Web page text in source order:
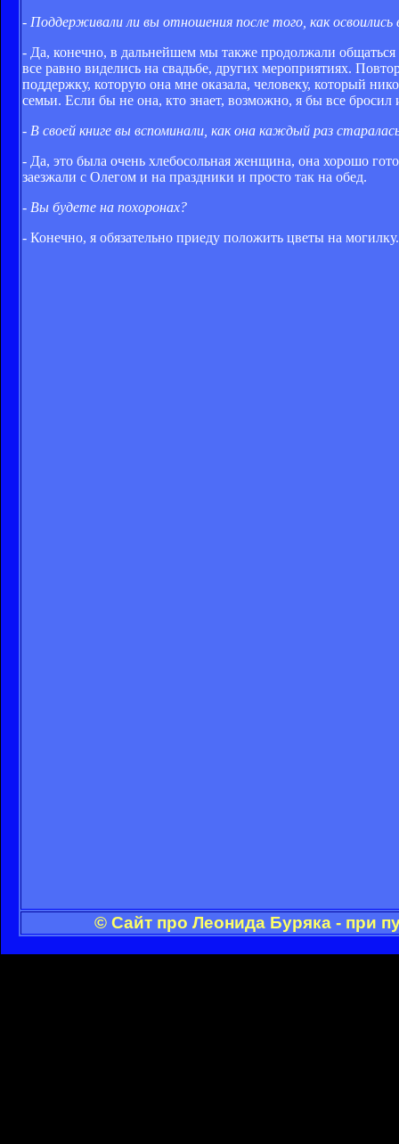
- Поддерживали ли вы отношения после того, как освоились
- Да, конечно, в дальнейшем мы также продолжали
все равно виделись на свадьбе, других мероприятиях.
поддержку, которую она мне оказала, человеку, который
семьи. Если бы не она, кто знает, возможно, я бы все бросил
- В своей книге вы вспоминали, как она каждый раз
- Да, это была очень хлебосольная женщина, она хорошо
заезжали с Олегом и на праздники и просто так на обед.
- Вы будете на похоронах?
- Конечно, я обязательно приеду положить цветы на
© Сайт про Леонида Буряка - при